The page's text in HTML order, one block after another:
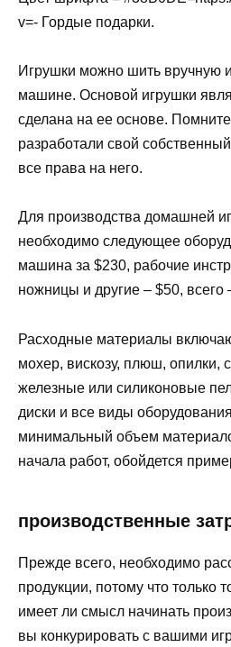
v=- Гордые подарки.
Игрушки можно шить вручную
машине. Основой игрушки
сделана на ее основе.
разработали свой
все права на него.
Для производства домашней
необходимо следующее
машина за $230, рабочие
ножницы и другие – $50, всего
Расходные материалы
мохер, вискозу, плюш, опилки,
железные или силиконовые
диски и все виды
минимальный объем
начала работ, обойдется
производственные
Прежде всего, необходимо
продукции, потому что только
имеет ли смысл начинать
вы конкурировать с вашими